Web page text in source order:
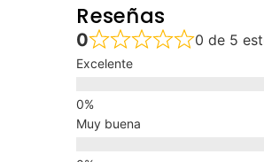
Reseñas
0 0 de 5
Excelente
Muy buena